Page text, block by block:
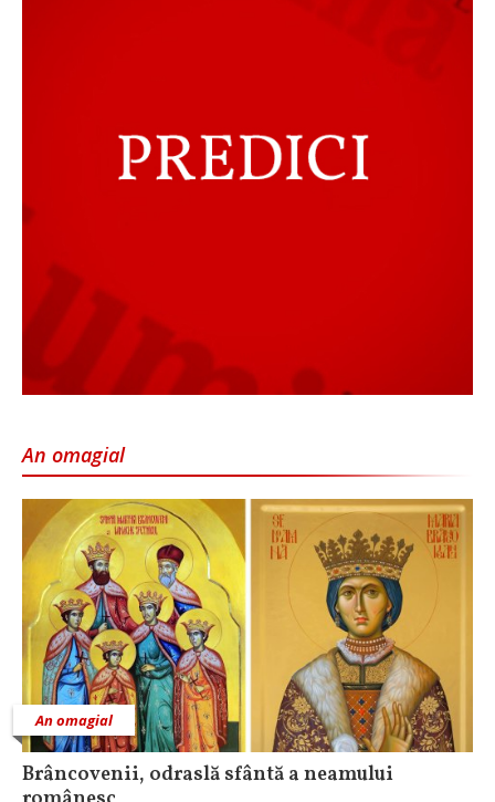
An omagial
An omagial
Brâncovenii, odraslă sfântă a neamului